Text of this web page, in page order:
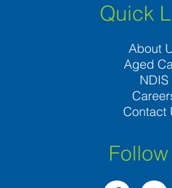
Quick
About
Aged
NDIS
Contact